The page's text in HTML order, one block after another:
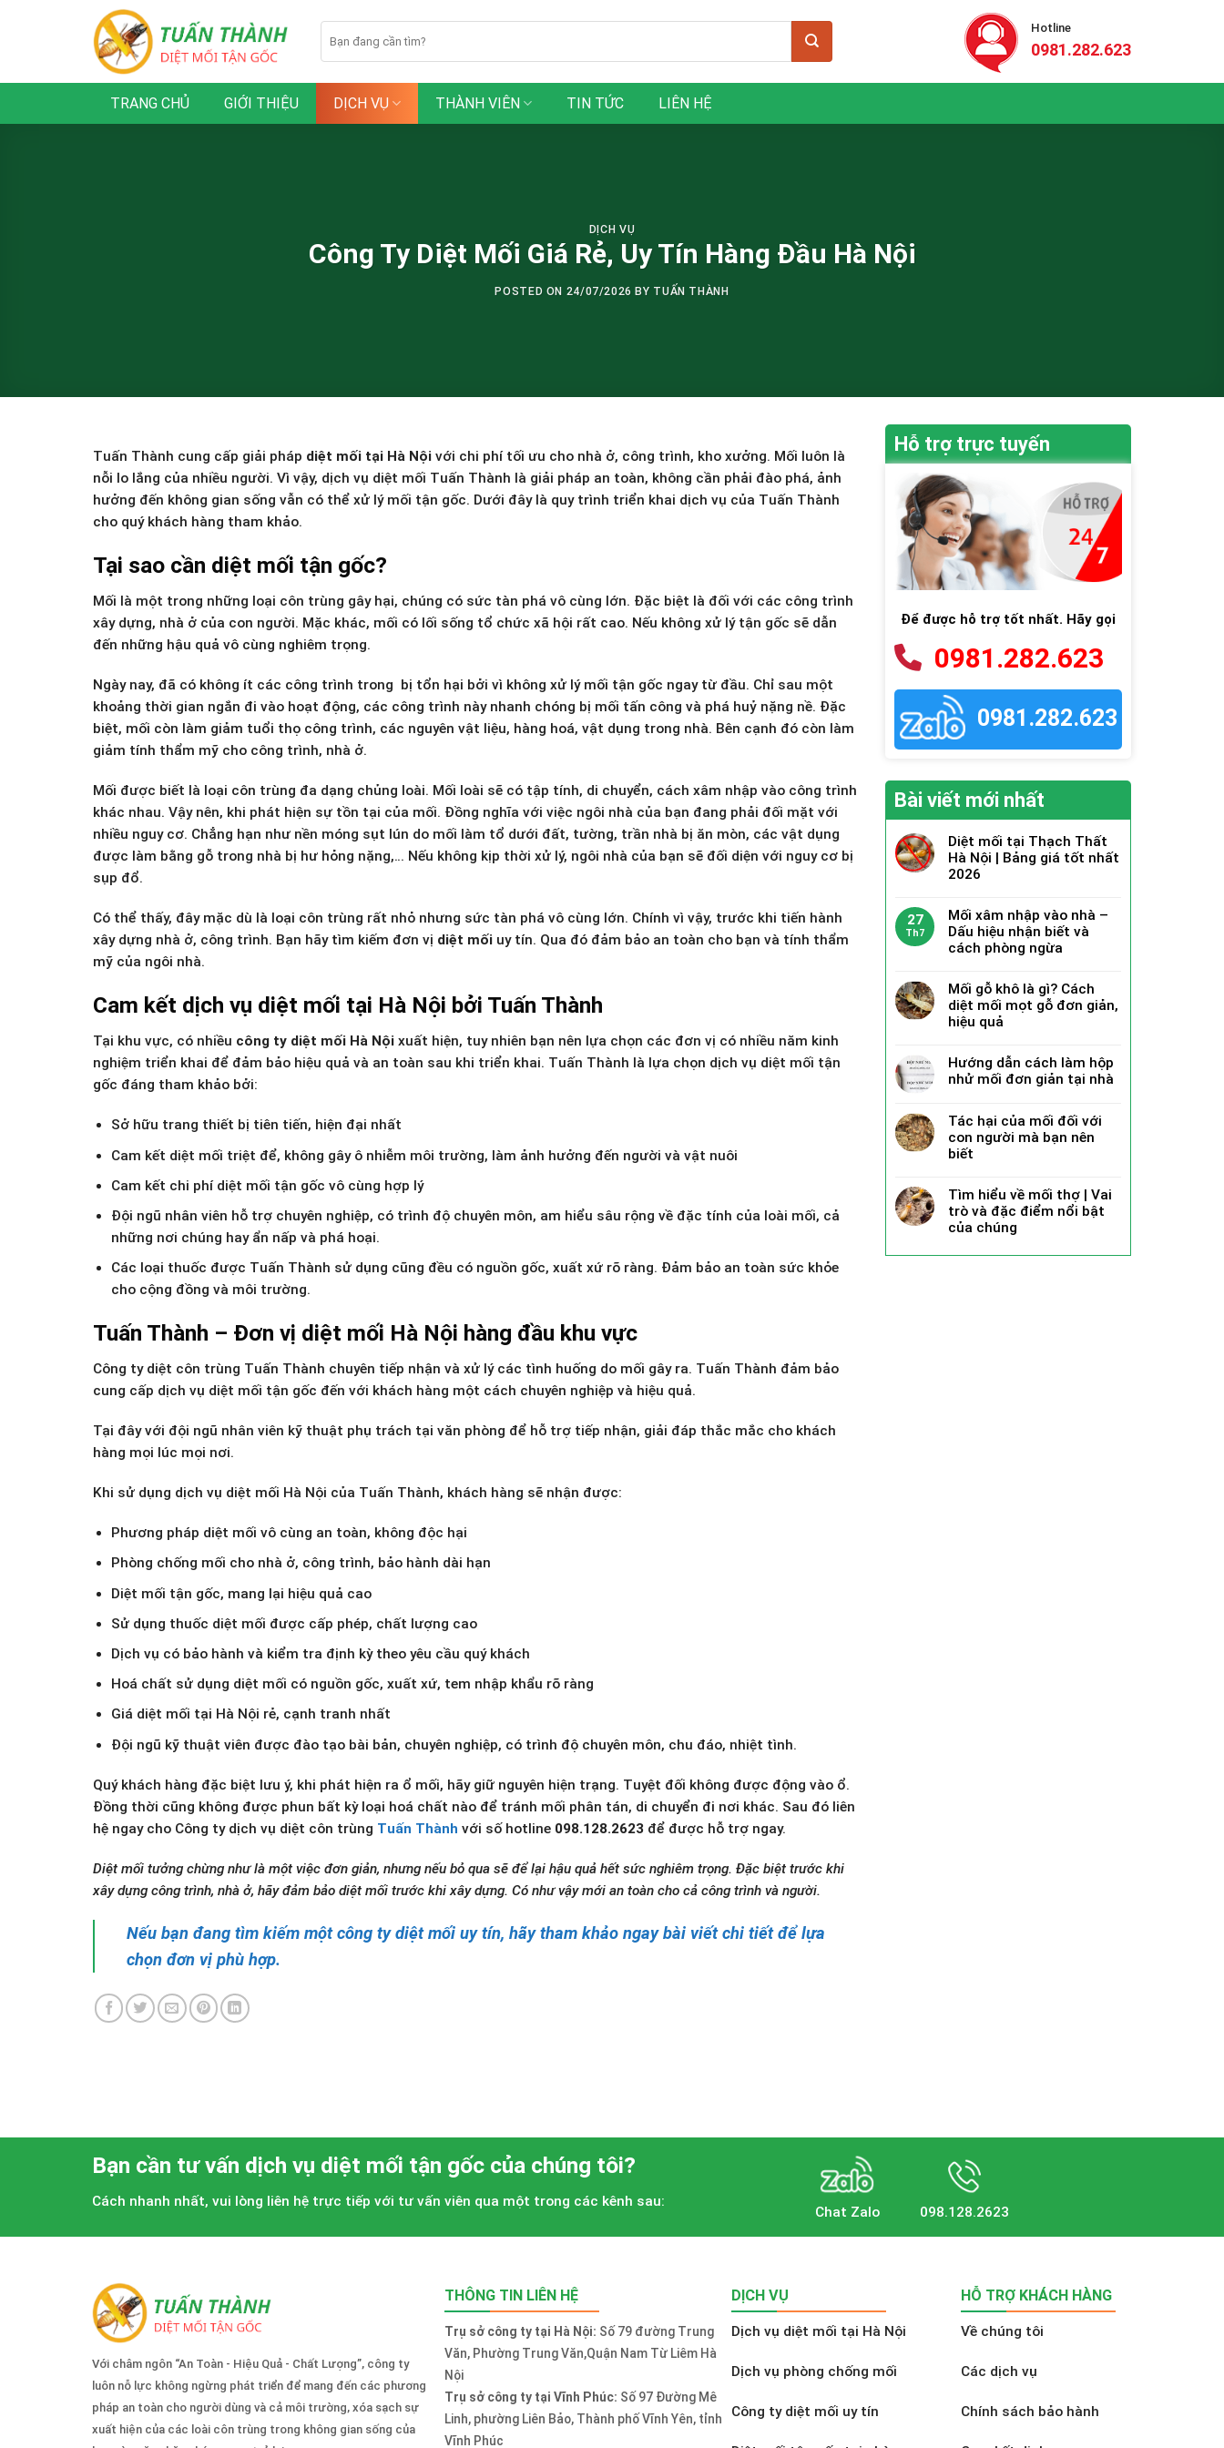
Hotline
0981.282.623
TRANG CHỦ GIỚI THIỆU DỊCH VỤ THÀNH VIÊN TIN TỨC LIÊN HỆ
DỊCH VỤ
Công Ty Diệt Mối Giá Rẻ, Uy Tín Hàng Đầu Hà Nội
POSTED ON 24/07/2026 BY TUẤN THÀNH
Tuấn Thành cung cấp giải pháp diệt mối tại Hà Nội với chi phí tối ưu cho nhà ở, công trình, kho xưởng. Mối luôn là
nỗi lo lắng của nhiều người. Vì vậy, dịch vụ diệt mối Tuấn Thành là giải pháp an toàn, không cần phải đào phá, ảnh
hưởng đến không gian sống vẫn có thể xử lý mối tận gốc. Dưới đây là quy trình triển khai dịch vụ của Tuấn Thành
cho quý khách hàng tham khảo.
Tại sao cần diệt mối tận gốc?
Mối là một trong những loại côn trùng gây hại, chúng có sức tàn phá vô cùng lớn. Đặc biệt là đối với các công trình
xây dựng, nhà ở của con người. Mặc khác, mối có lối sống tổ chức xã hội rất cao. Nếu không xử lý tận gốc sẽ dẫn
đến những hậu quả vô cùng nghiêm trọng.
Ngày nay, đã có không ít các công trình trong bị tổn hại bởi vì không xử lý mối tận gốc ngay từ đầu. Chỉ sau một
khoảng thời gian ngắn đi vào hoạt động, các công trình này nhanh chóng bị mối tấn công và phá huỷ nặng nề. Đặc
biệt, mối còn làm giảm tuổi thọ công trình, các nguyên vật liệu, hàng hoá, vật dụng trong nhà. Bên cạnh đó còn làm
giảm tính thẩm mỹ cho công trình, nhà ở.
Mối được biết là loại côn trùng đa dạng chủng loài. Mối loài sẽ có tập tính, di chuyển, cách xâm nhập vào công trình
khác nhau. Vậy nên, khi phát hiện sự tồn tại của mối. Đồng nghĩa với việc ngôi nhà của bạn đang phải đối mặt với
nhiều nguy cơ. Chẳng hạn như nền móng sụt lún do mối làm tổ dưới đất, tường, trần nhà bị ăn mòn, các vật dụng
được làm bằng gỗ trong nhà bị hư hỏng nặng,… Nếu không kịp thời xử lý, ngôi nhà của bạn sẽ đối diện với nguy cơ bị
sụp đổ.
Có thể thấy, đây mặc dù là loại côn trùng rất nhỏ nhưng sức tàn phá vô cùng lớn. Chính vì vậy, trước khi tiến hành
xây dựng nhà ở, công trình. Bạn hãy tìm kiếm đơn vị diệt mối uy tín. Qua đó đảm bảo an toàn cho bạn và tính thẩm
mỹ của ngôi nhà.
Cam kết dịch vụ diệt mối tại Hà Nội bởi Tuấn Thành
Tại khu vực, có nhiều công ty diệt mối Hà Nội xuất hiện, tuy nhiên bạn nên lựa chọn các đơn vị có nhiều năm kinh
nghiệm triển khai để đảm bảo hiệu quả và an toàn sau khi triển khai. Tuấn Thành là lựa chọn dịch vụ diệt mối tận
gốc đáng tham khảo bởi:
Sở hữu trang thiết bị tiên tiến, hiện đại nhất
Cam kết diệt mối triệt để, không gây ô nhiễm môi trường, làm ảnh hưởng đến người và vật nuôi
Cam kết chi phí diệt mối tận gốc vô cùng hợp lý
Đội ngũ nhân viên hỗ trợ chuyên nghiệp, có trình độ chuyên môn, am hiểu sâu rộng về đặc tính của loài mối, cả
những nơi chúng hay ẩn nấp và phá hoại.
Các loại thuốc được Tuấn Thành sử dụng cũng đều có nguồn gốc, xuất xứ rõ ràng. Đảm bảo an toàn sức khỏe
cho cộng đồng và môi trường.
Tuấn Thành – Đơn vị diệt mối Hà Nội hàng đầu khu vực
Công ty diệt côn trùng Tuấn Thành chuyên tiếp nhận và xử lý các tình huống do mối gây ra. Tuấn Thành đảm bảo
cung cấp dịch vụ diệt mối tận gốc đến với khách hàng một cách chuyên nghiệp và hiệu quả.
Tại đây với đội ngũ nhân viên kỹ thuật phụ trách tại văn phòng để hỗ trợ tiếp nhận, giải đáp thắc mắc cho khách
hàng mọi lúc mọi nơi.
Khi sử dụng dịch vụ diệt mối Hà Nội của Tuấn Thành, khách hàng sẽ nhận được:
Phương pháp diệt mối vô cùng an toàn, không độc hại
Phòng chống mối cho nhà ở, công trình, bảo hành dài hạn
Diệt mối tận gốc, mang lại hiệu quả cao
Sử dụng thuốc diệt mối được cấp phép, chất lượng cao
Dịch vụ có bảo hành và kiểm tra định kỳ theo yêu cầu quý khách
Hoá chất sử dụng diệt mối có nguồn gốc, xuất xứ, tem nhập khẩu rõ ràng
Giá diệt mối tại Hà Nội rẻ, cạnh tranh nhất
Đội ngũ kỹ thuật viên được đào tạo bài bản, chuyên nghiệp, có trình độ chuyên môn, chu đáo, nhiệt tình.
Quý khách hàng đặc biệt lưu ý, khi phát hiện ra ổ mối, hãy giữ nguyên hiện trạng. Tuyệt đối không được động vào ổ.
Đồng thời cũng không được phun bất kỳ loại hoá chất nào để tránh mối phân tán, di chuyển đi nơi khác. Sau đó liên
hệ ngay cho Công ty dịch vụ diệt côn trùng Tuấn Thành với số hotline 098.128.2623 để được hỗ trợ ngay.
Diệt mối tưởng chừng như là một việc đơn giản, nhưng nếu bỏ qua sẽ để lại hậu quả hết sức nghiêm trọng. Đặc biệt trước khi
xây dựng công trình, nhà ở, hãy đảm bảo diệt mối trước khi xây dựng. Có như vậy mới an toàn cho cả công trình và người.
Nếu bạn đang tìm kiếm một công ty diệt mối uy tín, hãy tham khảo ngay bài viết chi tiết để lựa
chọn đơn vị phù hợp.
Hỗ trợ trực tuyến
Để được hỗ trợ tốt nhất. Hãy gọi
0981.282.623
0981.282.623
Bài viết mới nhất
Diệt mối tại Thạch Thất
Hà Nội | Bảng giá tốt nhất
2026
27
Th7
Mối xâm nhập vào nhà –
Dấu hiệu nhận biết và
cách phòng ngừa
Mối gỗ khô là gì? Cách
diệt mối mọt gỗ đơn giản,
hiệu quả
Hướng dẫn cách làm hộp
nhử mối đơn giản tại nhà
Tác hại của mối đối với
con người mà bạn nên
biết
Tìm hiểu về mối thợ | Vai
trò và đặc điểm nổi bật
của chúng
Bạn cần tư vấn dịch vụ diệt mối tận gốc của chúng tôi?
Cách nhanh nhất, vui lòng liên hệ trực tiếp với tư vấn viên qua một trong các kênh sau:
Chat Zalo 098.128.2623
Với châm ngôn “An Toàn - Hiệu Quả - Chất Lượng”, công ty
luôn nỗ lực không ngừng phát triển để mang đến các phương
pháp an toàn cho người dùng và cả môi trường, xóa sạch sự
xuất hiện của các loài côn trùng trong không gian sống của
THÔNG TIN LIÊN HỆ
Trụ sở công ty tại Hà Nội: Số 79 đường Trung
Văn, Phường Trung Văn,Quận Nam Từ Liêm Hà
Nội
Trụ sở công ty tại Vĩnh Phúc: Số 97 Đường Mê
Linh, phường Liên Bảo, Thành phố Vĩnh Yên, tỉnh
Vĩnh Phúc
DỊCH VỤ
Dịch vụ diệt mối tại Hà Nội
Dịch vụ phòng chống mối
Công ty diệt mối uy tín
HỖ TRỢ KHÁCH HÀNG
Về chúng tôi
Các dịch vụ
Chính sách bảo hành